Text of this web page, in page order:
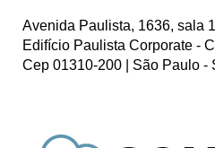
Avenida Paulista, 1636, sala
Edifício Paulista Corporate -
Cep 01310-200 | São Paulo -